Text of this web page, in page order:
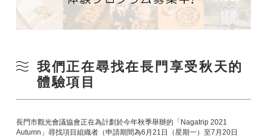
我們正在尋找在長門享受秋天的
體驗項目
長門市觀光會議協會正在為計劃於今年秋季舉辦的「Nagatrip 2021
Autumn」尋找項目組織者（申請期間為6月21日（星期一）至7月20日